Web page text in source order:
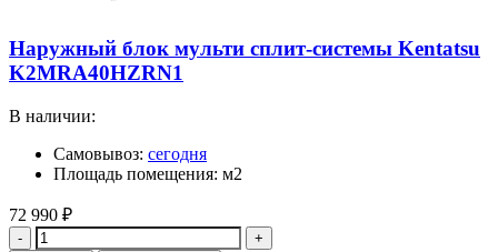
Наружный блок мульти сплит-системы Kentatsu
K2MRA40HZRN1
В наличии:
Самовывоз: сегодня
Площадь помещения: м2
72 990 ₽
Количество